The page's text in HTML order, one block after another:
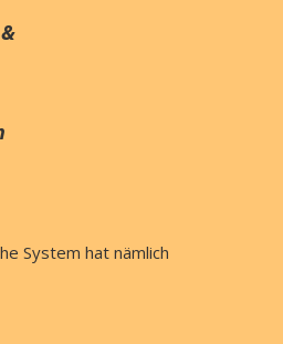
System hat nämlich